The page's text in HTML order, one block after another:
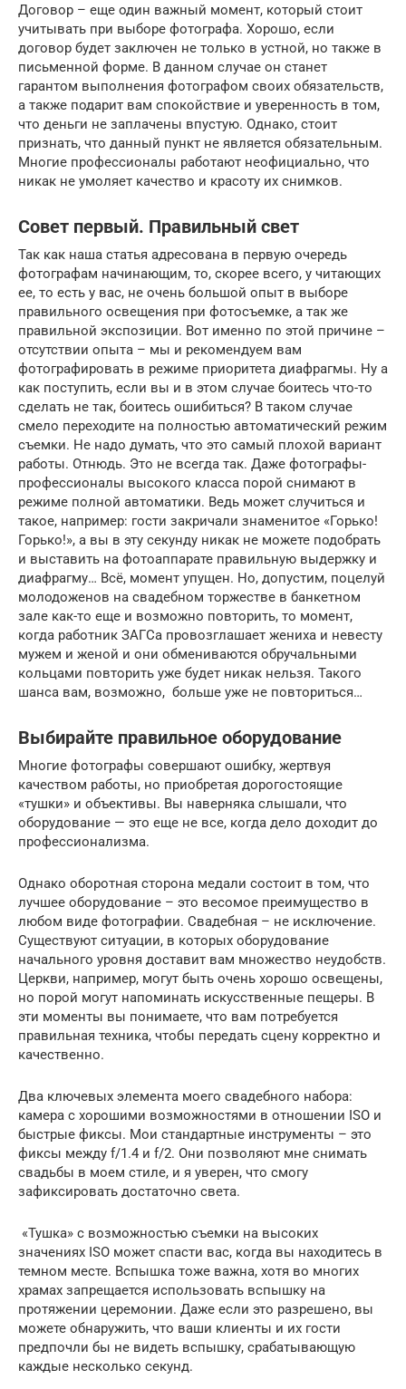
Договор – еще один важный момент, который стоит
учитывать при выборе фотографа. Хорошо, если
договор будет заключен не только в устной, но также в
письменной форме. В данном случае он станет
гарантом выполнения фотографом своих обязательств,
а также подарит вам спокойствие и уверенность в том,
что деньги не заплачены впустую. Однако, стоит
признать, что данный пункт не является обязательным.
Многие профессионалы работают неофициально, что
никак не умоляет качество и красоту их снимков.
Совет первый. Правильный свет
Так как наша статья адресована в первую очередь
фотографам начинающим, то, скорее всего, у читающих
ее, то есть у вас, не очень большой опыт в выборе
правильного освещения при фотосъемке, а так же
правильной экспозиции. Вот именно по этой причине –
отсутствии опыта – мы и рекомендуем вам
фотографировать в режиме приоритета диафрагмы. Ну а
как поступить, если вы и в этом случае боитесь что-то
сделать не так, боитесь ошибиться? В таком случае
смело переходите на полностью автоматический режим
съемки. Не надо думать, что это самый плохой вариант
работы. Отнюдь. Это не всегда так. Даже фотографы-
профессионалы высокого класса порой снимают в
режиме полной автоматики. Ведь может случиться и
такое, например: гости закричали знаменитое «Горько!
Горько!», а вы в эту секунду никак не можете подобрать
и выставить на фотоаппарате правильную выдержку и
диафрагму… Всё, момент упущен. Но, допустим, поцелуй
молодоженов на свадебном торжестве в банкетном
зале как-то еще и возможно повторить, то момент,
когда работник ЗАГСа провозглашает жениха и невесту
мужем и женой и они обмениваются обручальными
кольцами повторить уже будет никак нельзя. Такого
шанса вам, возможно, больше уже не повториться…
Выбирайте правильное оборудование
Многие фотографы совершают ошибку, жертвуя
качеством работы, но приобретая дорогостоящие
«тушки» и объективы. Вы наверняка слышали, что
оборудование — это еще не все, когда дело доходит до
профессионализма.
Однако оборотная сторона медали состоит в том, что
лучшее оборудование – это весомое преимущество в
любом виде фотографии. Свадебная – не исключение.
Существуют ситуации, в которых оборудование
начального уровня доставит вам множество неудобств.
Церкви, например, могут быть очень хорошо освещены,
но порой могут напоминать искусственные пещеры. В
эти моменты вы понимаете, что вам потребуется
правильная техника, чтобы передать сцену корректно и
качественно.
Два ключевых элемента моего свадебного набора:
камера с хорошими возможностями в отношении ISO и
быстрые фиксы. Мои стандартные инструменты – это
фиксы между f/1.4 и f/2. Они позволяют мне снимать
свадьбы в моем стиле, и я уверен, что смогу
зафиксировать достаточно света.
«Тушка» с возможностью съемки на высоких
значениях ISO может спасти вас, когда вы находитесь в
темном месте. Вспышка тоже важна, хотя во многих
храмах запрещается использовать вспышку на
протяжении церемонии. Даже если это разрешено, вы
можете обнаружить, что ваши клиенты и их гости
предпочли бы не видеть вспышку, срабатывающую
каждые несколько секунд.